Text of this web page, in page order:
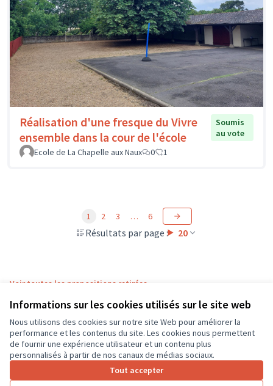
Informations sur les cookies utilisés sur le site web
Nous utilisons des cookies sur notre site Web pour améliorer la
performance et les contenus du site. Les cookies nous permettent
de fournir une expérience utilisateur et un contenu plus
personnalisés à partir de nos canaux de médias sociaux.
Tout accepter
Réalisation d'une fresque du Vivre
ensemble dans la cour de l'école
Soumis
au vote
Ecole de La Chapelle aux Naux
0 1
Résultats par page : 20
1 2 3 … 6
Voir toutes les propositions retirées
Conditions d'utilisation
Paramètres des cookies
CD37 sur X
(Lien externe)
CD37 sur Facebook
CD37 sur Instagram
CD37 sur YouTube
(Lien externe)